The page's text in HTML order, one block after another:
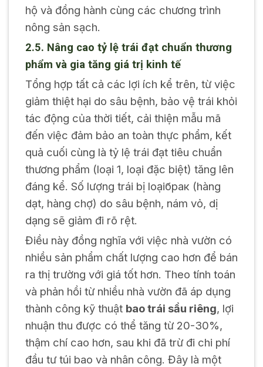
hộ và đồng hành cùng các chương trình
nông sản sạch.
2.5. Nâng cao tỷ lệ trái đạt chuẩn thương
phẩm và gia tăng giá trị kinh tế
Tổng hợp tất cả các lợi ích kể trên, từ việc
giảm thiệt hại do sâu bệnh, bảo vệ trái khỏi
tác động của thời tiết, cải thiện mẫu mã
đến việc đảm bảo an toàn thực phẩm, kết
quả cuối cùng là tỷ lệ trái đạt tiêu chuẩn
thương phẩm (loại 1, loại đặc biệt) tăng lên
đáng kể. Số lượng trái bị loạiбрак (hàng
dạt, hàng chợ) do sâu bệnh, nám vỏ, dị
dạng sẽ giảm đi rõ rệt.
Điều này đồng nghĩa với việc nhà vườn có
nhiều sản phẩm chất lượng cao hơn để bán
ra thị trường với giá tốt hơn. Theo tính toán
và phản hồi từ nhiều nhà vườn đã áp dụng
thành công kỹ thuật bao trái sầu riêng, lợi
nhuận thu được có thể tăng từ 20-30%,
thậm chí cao hơn, sau khi đã trừ đi chi phí
đầu tư túi bao và nhân công. Đây là một